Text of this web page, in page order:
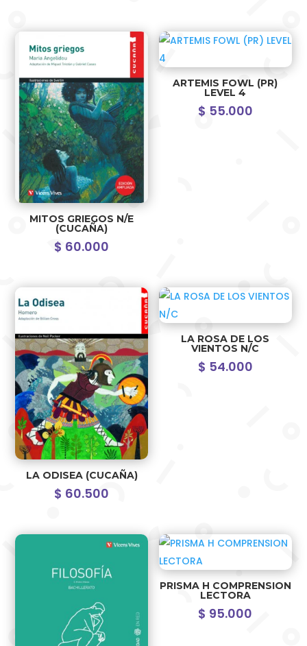
MITOS GRIEGOS N/E
(CUCAÑA)
$ 60.000
ARTEMIS FOWL (PR)
LEVEL 4
$ 55.000
LA ODISEA (CUCAÑA)
$ 60.500
LA ROSA DE LOS
VIENTOS N/C
$ 54.000
PRISMA H COMPRENSION
LECTORA
$ 95.000